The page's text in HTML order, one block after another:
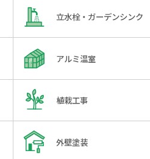
立水栓・ガーデンシンク
アルミ温室
植栽工事
外壁塗装